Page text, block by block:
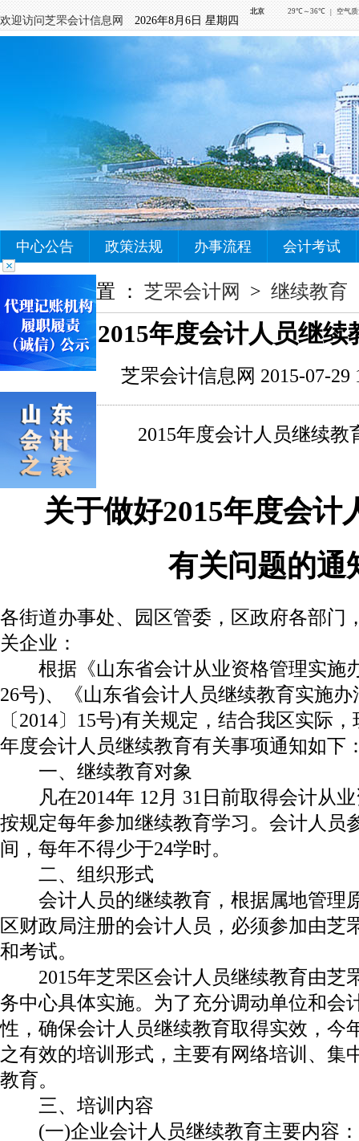
欢迎访问芝罘会计信息网 2026年8月6日 星期四
中心公告 政策法规 办事流程 会计考试
您当前的位置 ： 芝罘会计网 > 继续教育
2015年度会计人员继续
芝罘会计信息网 2015-07-29
2015年度会计人员继续教
关于做好2015年度会计
有关问题的通
各街道办事处、园区管委，区政府各部门
关企业：
根据《山东省会计从业资格管理实施
26号)、《山东省会计人员继续教育实施
〔2014〕15号)有关规定，结合我区实际
年度会计人员继续教育有关事项通知如下
一、继续教育对象
凡在2014年 12月 31日前取得会计从业
按规定每年参加继续教育学习。会计人员
间，每年不得少于24学时。
二、组织形式
会计人员的继续教育，根据属地管理
区财政局注册的会计人员，必须参加由芝
和考试。
2015年芝罘区会计人员继续教育由芝
务中心具体实施。为了充分调动单位和会
性，确保会计人员继续教育取得实效，今
之有效的培训形式，主要有网络培训、集
教育。
三、培训内容
(一)企业会计人员继续教育主要内容：